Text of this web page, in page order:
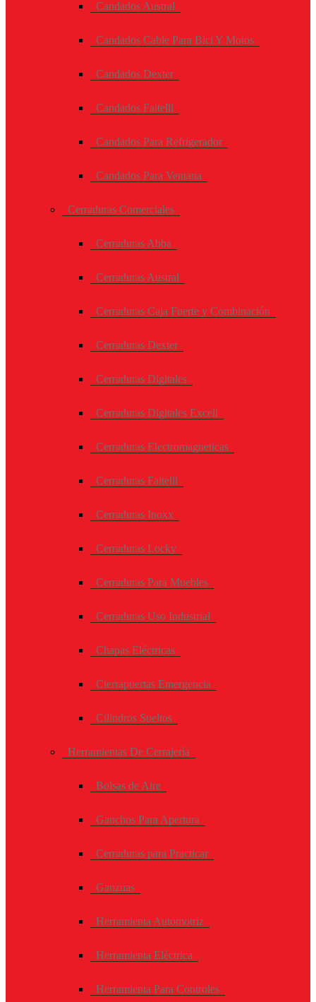
Candados Austral
Candados Cable Para Bici Y Motos
Candados Dexter
Candados Faitelli
Candados Para Refrigerador
Candados Para Ventana
Cerraduras Comerciales
Cerraduras Abba
Cerraduras Austral
Cerraduras Caja Fuerte y Combinación
Cerraduras Dexter
Cerraduras Digitales
Cerraduras Digitales Excell
Cerraduras Electromagneticas
Cerraduras Faitelli
Cerraduras Inoxx
Cerraduras Locky
Cerraduras Para Muebles
Cerraduras Uso Industrial
Chapas Eléctricas
Cierrapuertas Emergencia
Cilindros Sueltos
Herramientas De Cerrajería
Bolsas de Aire
Ganchos Para Apertura
Cerraduras para Practicar
Ganzuas
Herramienta Automotriz
Herramienta Eléctrica
Herramienta Para Controles